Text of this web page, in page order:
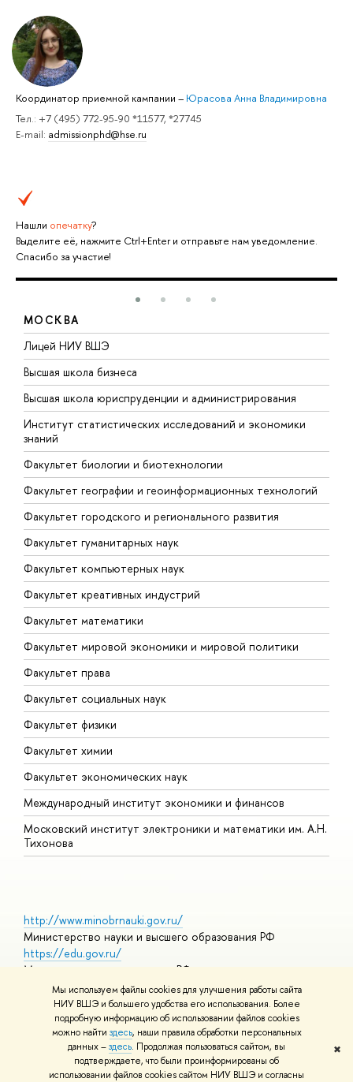
Мы используем файлы cookies для улучшения работы сайта
НИУ ВШЭ и большего удобства его использования. Более
подробную информацию об использовании файлов cookies
можно найти здесь, наши правила обработки персональных
данных –здесь. Продолжая пользоваться сайтом, вы
подтверждаете, что были проинформированы об
использовании файлов cookies сайтом НИУ ВШЭ и согласны
✖
Координатор приемной кампании – Юрасова Анна Владимировна
Тел.: +7 (495) 772-95-90 *11577, *27745
E-mail: admissionphd@hse.ru
Нашли опечатку?
Выделите её, нажмите Ctrl+Enter и отправьте нам уведомление.
Спасибо за участие!
МОСКВА
Лицей НИУ ВШЭ
Высшая школа бизнеса
Высшая школа юриспруденции и администрирования
Институт статистических исследований и экономики
знаний
Факультет биологии и биотехнологии
Факультет географии и геоинформационных технологий
Факультет городского и регионального развития
Факультет гуманитарных наук
Факультет компьютерных наук
Факультет креативных индустрий
Факультет математики
Факультет мировой экономики и мировой политики
Факультет права
Факультет социальных наук
Факультет физики
Факультет химии
Факультет экономических наук
Международный институт экономики и финансов
Московский институт электроники и математики им. А.Н.
Тихонова
http://www.minobrnauki.gov.ru/
Министерство науки и высшего образования РФ
https://edu.gov.ru/
Министерство просвещения РФ
https://elearning.hse.ru/mooc
Массовые открытые онлайн-курсы
© НИУ ВШЭ 1993–2026 Адреса и контактыУсловия
использования материалов Политика конфиденциальности